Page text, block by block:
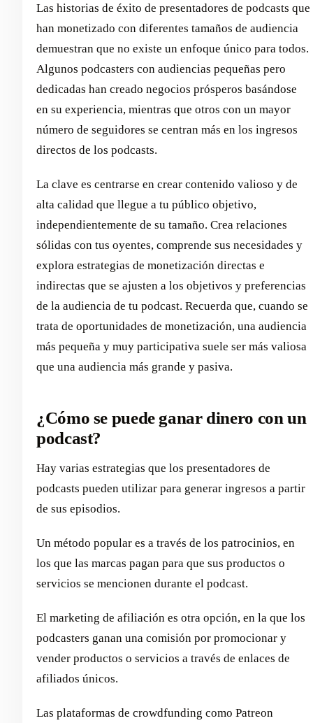
Las historias de éxito de presentadores de podcasts que
han monetizado con diferentes tamaños de audiencia
demuestran que no existe un enfoque único para todos.
Algunos podcasters con audiencias pequeñas pero
dedicadas han creado negocios prósperos basándose
en su experiencia, mientras que otros con un mayor
número de seguidores se centran más en los ingresos
directos de los podcasts.
La clave es centrarse en crear contenido valioso y de
alta calidad que llegue a tu público objetivo,
independientemente de su tamaño. Crea relaciones
sólidas con tus oyentes, comprende sus necesidades y
explora estrategias de monetización directas e
indirectas que se ajusten a los objetivos y preferencias
de la audiencia de tu podcast. Recuerda que, cuando se
trata de oportunidades de monetización, una audiencia
más pequeña y muy participativa suele ser más valiosa
que una audiencia más grande y pasiva.
¿Cómo se puede ganar dinero con un
podcast?
Hay varias estrategias que los presentadores de
podcasts pueden utilizar para generar ingresos a partir
de sus episodios.
Un método popular es a través de los patrocinios, en
los que las marcas pagan para que sus productos o
servicios se mencionen durante el podcast.
El marketing de afiliación es otra opción, en la que los
podcasters ganan una comisión por promocionar y
vender productos o servicios a través de enlaces de
afiliados únicos.
Las plataformas de crowdfunding como Patreon